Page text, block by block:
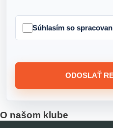
Súhlasím so
ODOSLAŤ
O našom klube